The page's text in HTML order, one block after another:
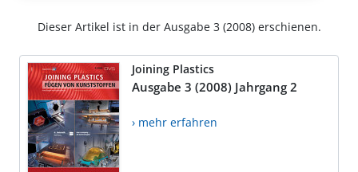
Dieser Artikel ist in der Ausgabe 3 (2008) erschienen.
Joining Plastics
Ausgabe 3 (2008) Jahrgang 2
› mehr erfahren